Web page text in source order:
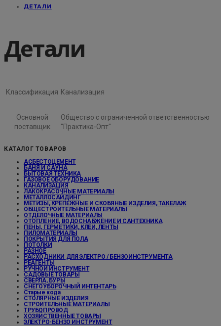
ДЕТАЛИ
Детали
Классификация Канализация
Основной
поставщик
Общество с ограниченной ответственностью
"Практика-Опт"
КАТАЛОГ ТОВАРОВ
АСБЕСТОЦЕМЕНТ
БАНЯ И САУНА
БЫТОВАЯ ТЕХНИКА
ГАЗОВОЕ ОБОРУДОВАНИЕ
КАНАЛИЗАЦИЯ
ЛАКОКРАСОЧНЫЕ МАТЕРИАЛЫ
МЕТАЛЛОСАЙДИНГ
МЕТИЗЫ, КРЕПЕЖНЫЕ И СКОБЯНЫЕ ИЗДЕЛИЯ, ТАКЕЛАЖ
ОБЩЕСТРОИТЕЛЬНЫЕ МАТЕРИАЛЫ
ОТДЕЛОЧНЫЕ МАТЕРИАЛЫ
ОТОПЛЕНИЕ, ВОДОСНАБЖЕНИЕ И САНТЕХНИКА
ПЕНЫ, ГЕРМЕТИКИ, КЛЕИ, ЛЕНТЫ
ПИЛОМАТЕРИАЛЫ
ПОКРЫТИЯ ДЛЯ ПОЛА
ПОТОЛКИ
РАЗНОЕ
РАСХОДНИКИ ДЛЯ ЭЛЕКТРО / БЕНЗОИНСТРУМЕНТА
РЕАГЕНТЫ
РУЧНОЙ ИНСТРУМЕНТ
САДОВЫЕ ТОВАРЫ
СВЕРЛА, БУРЫ
СНЕГОУБОРОЧНЫЙ ИНТЕНТАРЬ
Старые кода
СТОЛЯРНЫЕ ИЗДЕЛИЯ
СТРОИТЕЛЬНЫЕ МАТЕРИАЛЫ
ТРУБОПРОВОД
ХОЗЯЙСТВЕННЫЕ ТОВАРЫ
ЭЛЕКТРО-БЕНЗО ИНСТРУМЕНТ